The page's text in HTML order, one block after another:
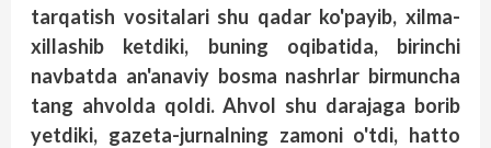
tarqatish vositalari shu qadar ko'payib, xilma-
xillashib ketdiki, buning oqibatida, birinchi
navbatda an'anaviy bosma nashrlar birmuncha
tang ahvolda qoldi. Ahvol shu darajaga borib
yetdiki, gazeta-jurnalning zamoni o'tdi, hatto